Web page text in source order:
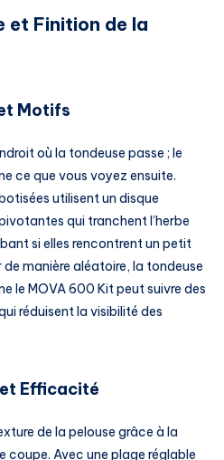
et Finition de la
Motifs
où la tondeuse passe ; le
ce que vous voyez ensuite.
utilisent un disque
qui tranchent l’herbe
si elles rencontrent un petit
manière aléatoire, la tondeuse
le MOVA 600 Kit peut suivre des
réduisent la visibilité des
Efficacité
de la pelouse grâce à la
coupe. Avec une plage réglable